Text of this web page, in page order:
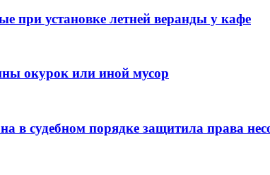
при установке летней веранды у кафе
окурок или иной мусор
в судебном порядке защитила права